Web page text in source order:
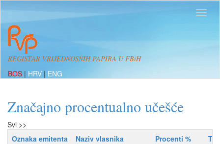
REGISTAR VRIJEDNOSNIH PAPIRA U FBiH
BOS | HRV | ENG
Značajno procentualno učešće
Svi >>
Oznaka emitenta
Naziv vlasnika Procenti %